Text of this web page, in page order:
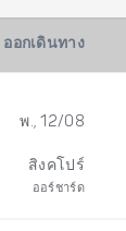
ออกเดินทาง
พ., 12/08
สิงคโปร์
ออร์ชาร์ด